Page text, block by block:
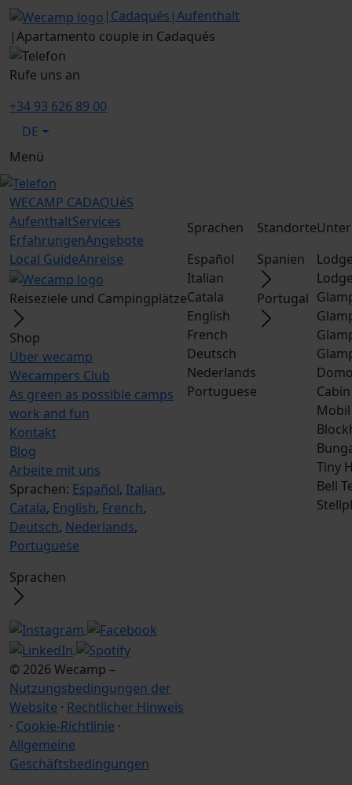
| Cadaqués |Aufenthalt
|Apartamento couple in Cadaqués
Rufe uns an
+34 93 626 89 00
DE
Menü
WECAMP CADAQUéS
AufenthaltServices
ErfahrungenAngebote
Local GuideAnreise
Reiseziele und Campingplätze
Shop
Über wecamp
Wecampers Club
As green as possible camps
work and fun
Kontakt
Blog
Arbeite mit uns
Sprachen: Español, Italian,
Catala, English, French,
Deutsch, Nederlands,
Portuguese
Sprachen
© 2026 Wecamp –
Nutzungsbedingungen der
Website · Rechtlicher Hinweis
· Cookie-Richtlinie ·
Allgemeine
Geschäftsbedingungen
Sprachen
Español
Italian
Catala
English
French
Deutsch
Nederlands
Portuguese
Standorte
Spanien
Portugal
Tiny
Bell